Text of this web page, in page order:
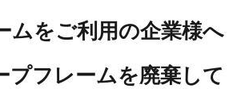
ムをご利用の企業様へ
プフレームを廃棄して